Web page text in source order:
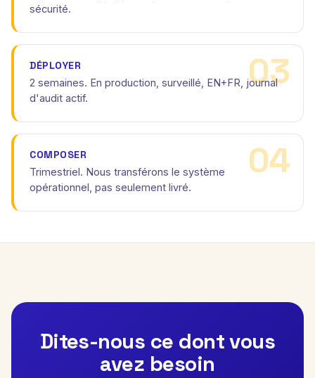
sécurité.
DÉPLOYER
2 semaines. En production, surveillé, EN+FR, journal
d'audit actif.
COMPOSER
Trimestriel. Nous transférons le système
opérationnel, pas seulement livré.
Dites-nous ce dont vous
avez besoin